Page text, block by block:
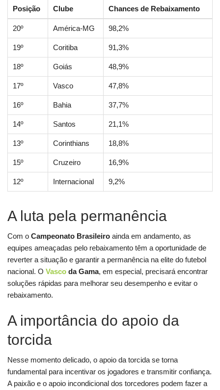
Posição Clube Chances de Rebaixamento
20º América-MG 98,2%
19º Coritiba 91,3%
18º Goiás 48,9%
17º Vasco 47,8%
16º Bahia 37,7%
14º Santos 21,1%
13º Corinthians 18,8%
15º Cruzeiro 16,9%
12º Internacional 9,2%
A luta pela permanência
Com o Campeonato Brasileiro ainda em andamento, as
equipes ameaçadas pelo rebaixamento têm a oportunidade de
reverter a situação e garantir a permanência na elite do futebol
nacional. O Vasco da Gama, em especial, precisará encontrar
soluções rápidas para melhorar seu desempenho e evitar o
rebaixamento.
A importância do apoio da
torcida
Nesse momento delicado, o apoio da torcida se torna
fundamental para incentivar os jogadores e transmitir confiança.
A paixão e o apoio incondicional dos torcedores podem fazer a